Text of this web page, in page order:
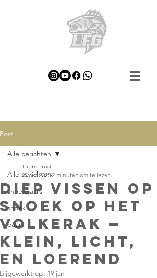
Post
Alle berichten
snoekbaars
snoek
baars
Alle berichten
Diep Vissen op
Snoek op het
Volkerak —
Klein, Licht,
en Loerend
Thom Prüst
25 okt 2025 2 minuten om te lezen
Bijgewerkt op: 19 jan